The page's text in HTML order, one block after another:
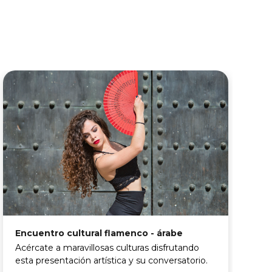
Encuentro cultural flamenco - árabe
Acércate a maravillosas culturas disfrutando
esta presentación artística y su conversatorio.